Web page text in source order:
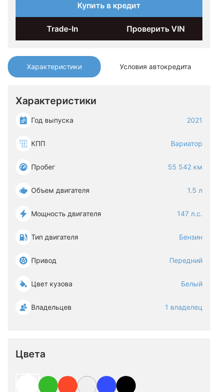
Характеристики Условия автокредита
Характеристики
Год выпуска 2021
КПП Вариатор
Пробег 55 542 км
Объем двигателя 1.5 л
Мощность двигателя 147 л.с.
Тип двигателя Бензин
Привод Передний
Цвет кузова Белый
Владельцев 1 владелец
Цвета
Купить в кредит
Trade-In Проверить VIN